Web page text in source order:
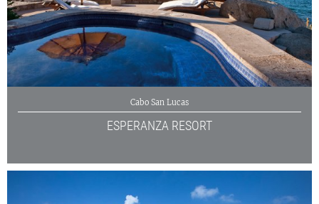
Cabo San Lucas
ESPERANZA RESORT